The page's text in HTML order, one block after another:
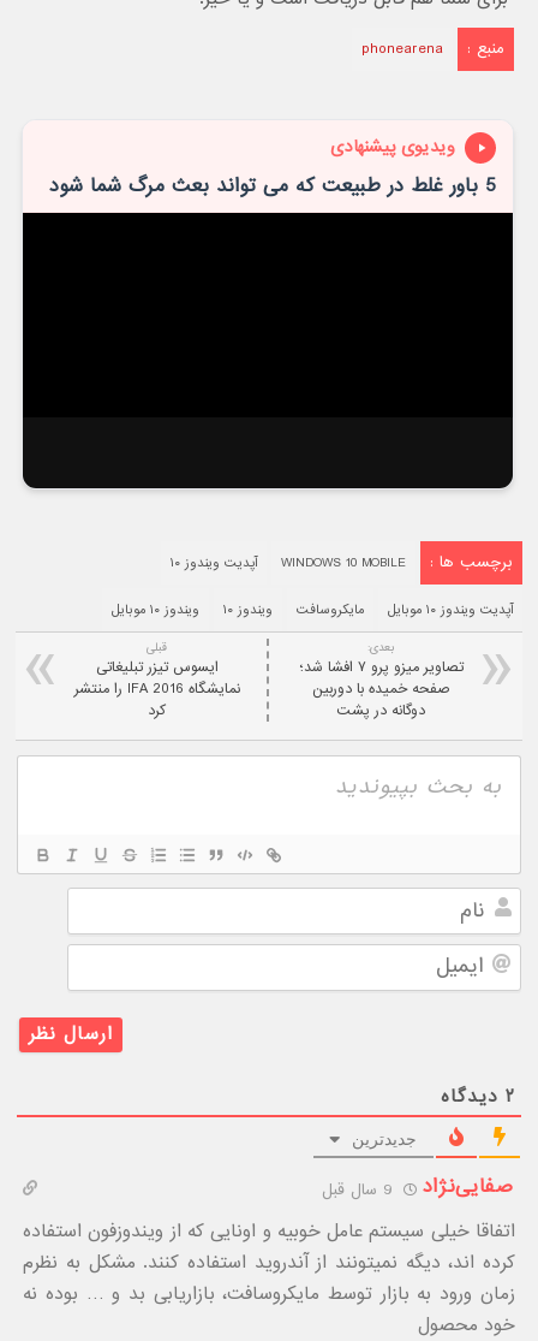
منبع : phonearena
ویدیوی پیشنهادی
5 باور غلط در طبیعت که می تواند بعث مرگ شما شود
برچسب ها : WINDOWS 10 MOBILE آپدیت ویندوز ۱۰
آپدیت ویندوز ۱۰ موبایل مایکروسافت ویندوز ۱۰ ویندوز ۱۰ موبایل
قبلی
ایسوس تیزر تبلیغاتی
نمایشگاه 2016 IFA را منتشر
کرد
بعدی:
تصاویر میزو پرو ۷ افشا شد؛
صفحه خمیده با دوربین
دوگانه در پشت
نام
ایمیل
۲ دیدگاه
جدیدترین
صفایی‌نژاد
اتفاقا خیلی سیستم عامل خوبیه و اونایی که از ویندوزفون استفاده
کرده اند، دیگه نمیتونند از آندروید استفاده کنند. مشکل به نظرم
زمان ورود به بازار توسط مایکروسافت، بازاریابی بد و … بوده نه
خود محصول